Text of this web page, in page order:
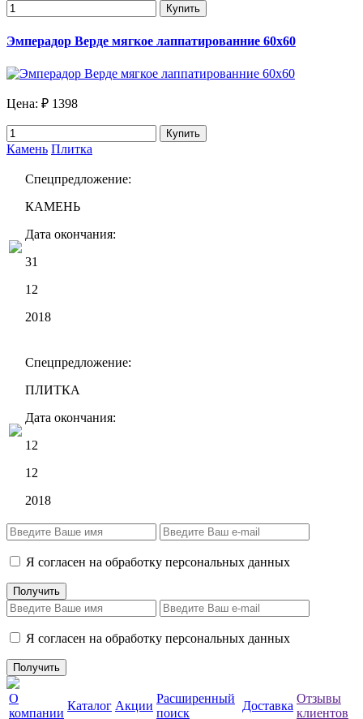
Купить
Эмперадор Верде мягкое лаппатированние 60х60
Цена: ₽ 1398
Купить
Камень Плитка
Спецпредложение:
КАМЕНЬ
Дата окончания:
31
12
2018
Спецпредложение:
ПЛИТКА
Дата окончания:
12
12
2018
Я согласен на обработку персональных данных
Я согласен на обработку персональных данных
О
компании
Каталог Акции
Расширенный
поиск
Доставка
Отзывы
клиентов